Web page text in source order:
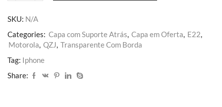
SKU: N/A
Categories: Capa com Suporte Atrás, Capa em Oferta, E22,
Motorola, QZJ, Transparente Com Borda
Tag: Iphone
Share: